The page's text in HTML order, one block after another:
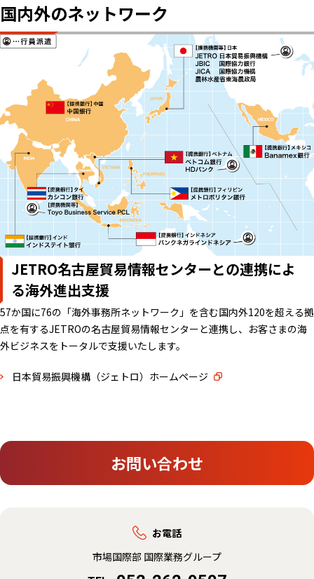
国内外のネットワーク
JETRO名古屋貿易情報センターとの連携によ
る海外進出支援
57か国に76の「海外事務所ネットワーク」を含む国内外120を超える拠
点を有するJETROの名古屋貿易情報センターと連携し、お客さまの海
外ビジネスをトータルで支援いたします。
日本貿易振興機構（ジェトロ）ホームページ
お問い合わせ
お電話
市場国際部 国際業務グループ